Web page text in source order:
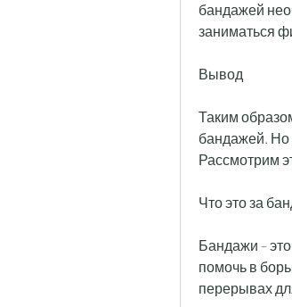
бандажей
заниматься
Вывод
Таким
бандажей. Но
Рассмотрим
Что это за
Бандажи –
помочь в
перерывах